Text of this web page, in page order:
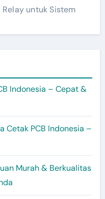
Relay untuk Sistem
Indonesia – Cepat &
Cetak PCB Indonesia –
Murah & Berkualitas